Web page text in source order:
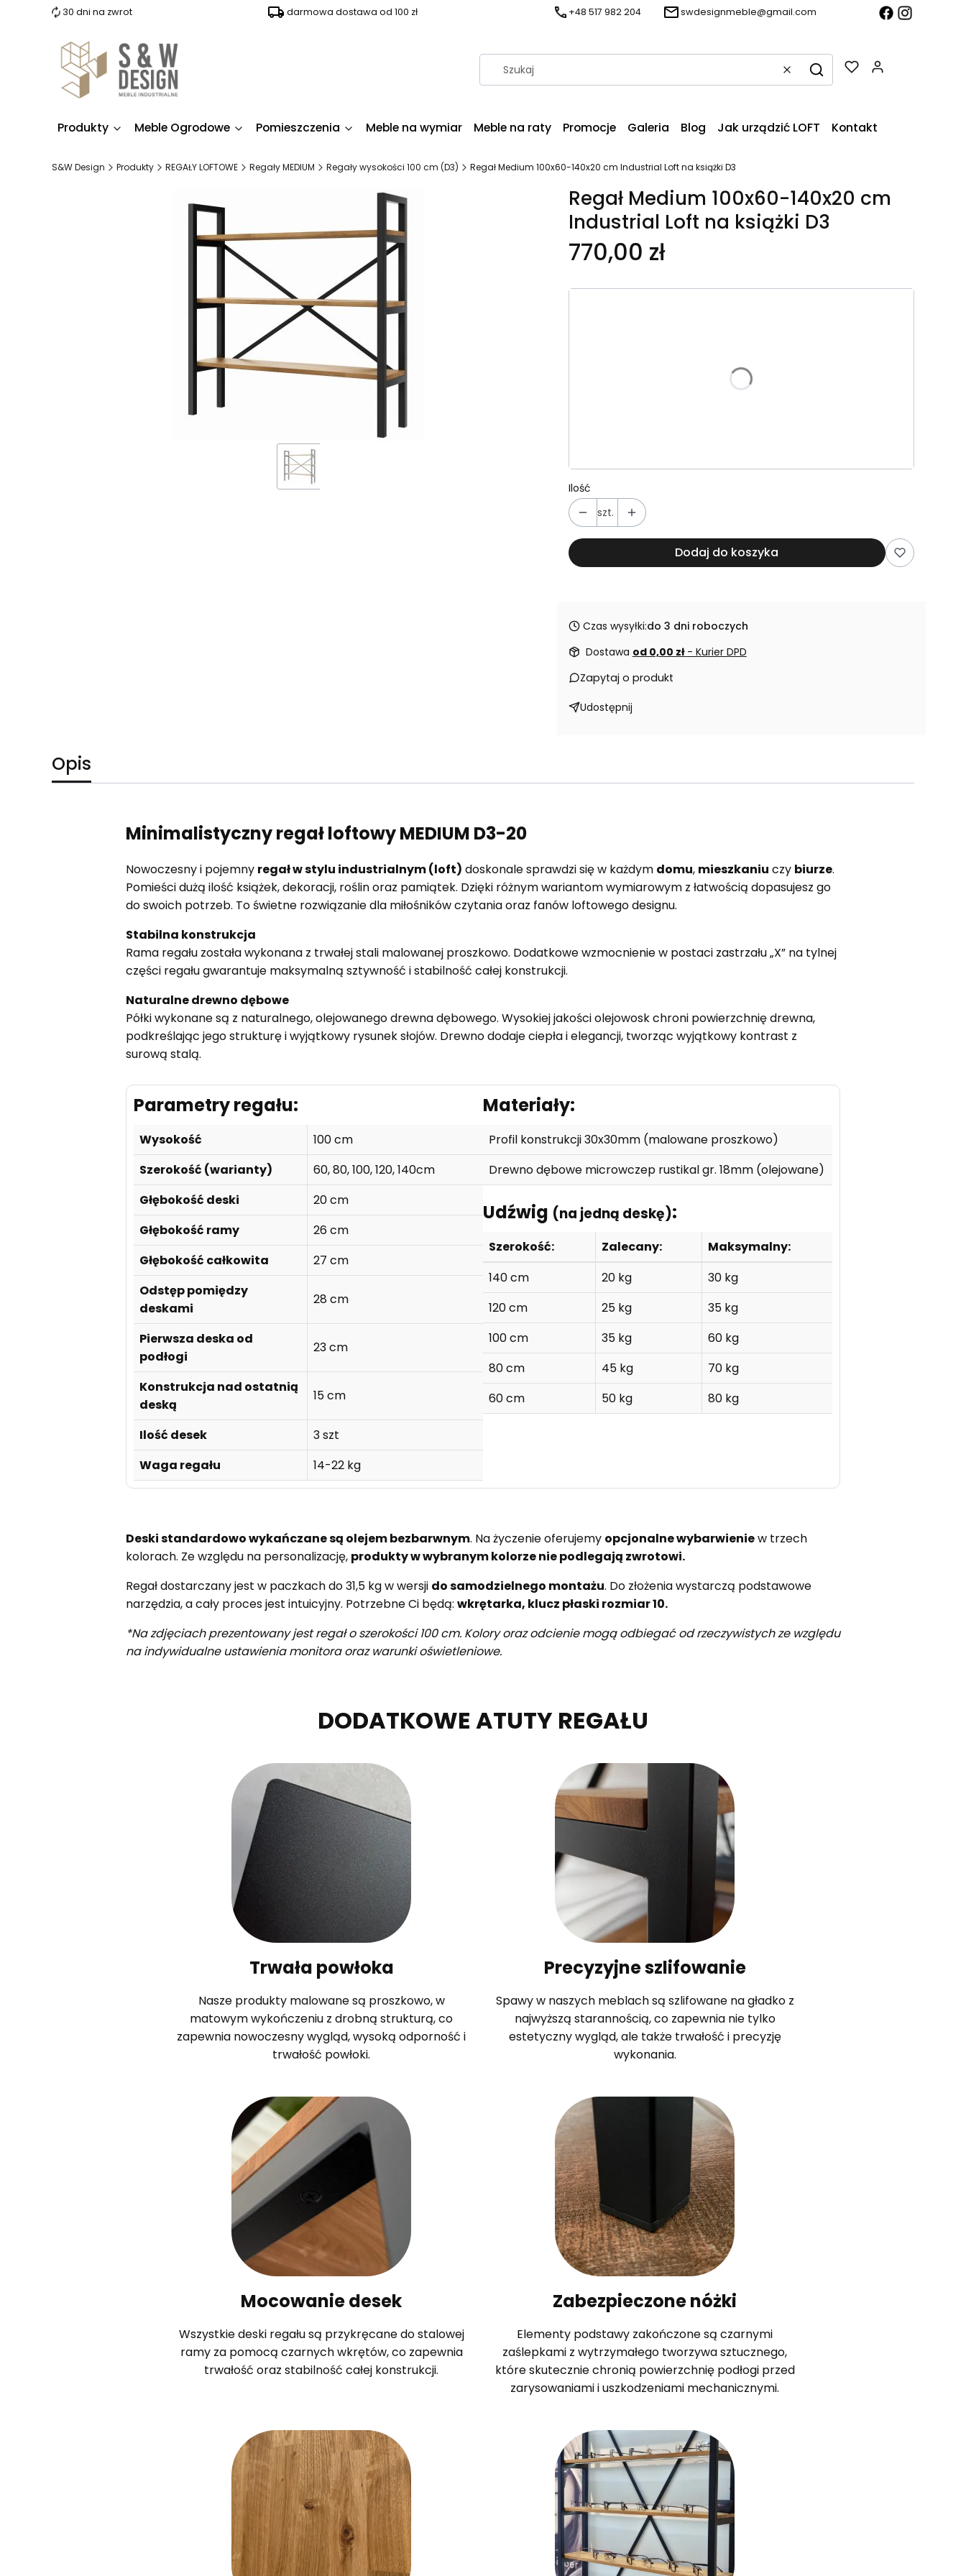
30 dni na zwrot darmowa dostawa od 100 zł +48 517 982 204 swdesignmeble@gmail.com
WyczyśćSzukaj
Produkty Meble Ogrodowe Pomieszczenia Meble na wymiar Meble na raty Promocje Galeria Blog Jak urządzić LOFT Kontakt
S&W Design Produkty REGAŁY LOFTOWE Regały MEDIUM Regały wysokości 100 cm (D3) Regał Medium 100x60-140x20 cm Industrial Loft na książki D3
Regał Medium 100x60-140x20 cm
Industrial Loft na książki D3
770,00 zł
Ilość
szt.
Dodaj do koszyka
Czas wysyłki:do 3 dni roboczych
Dostawa od 0,00 zł - Kurier DPD
Zapytaj o produkt
Udostępnij
Opis
Minimalistyczny regał loftowy MEDIUM D3-20
Nowoczesny i pojemny regał w stylu industrialnym (loft) doskonale sprawdzi się w każdym domu, mieszkaniu czy biurze.
Pomieści dużą ilość książek, dekoracji, roślin oraz pamiątek. Dzięki różnym wariantom wymiarowym z łatwością dopasujesz go
do swoich potrzeb. To świetne rozwiązanie dla miłośników czytania oraz fanów loftowego designu.
Stabilna konstrukcja
Rama regału została wykonana z trwałej stali malowanej proszkowo. Dodatkowe wzmocnienie w postaci zastrzału „X” na tylnej
części regału gwarantuje maksymalną sztywność i stabilność całej konstrukcji.
Naturalne drewno dębowe
Półki wykonane są z naturalnego, olejowanego drewna dębowego. Wysokiej jakości olejowosk chroni powierzchnię drewna,
podkreślając jego strukturę i wyjątkowy rysunek słojów. Drewno dodaje ciepła i elegancji, tworząc wyjątkowy kontrast z
surową stalą.
Parametry regału:
Wysokość
100 cm
Szerokość (warianty)
60, 80, 100, 120, 140cm
Głębokość deski
20 cm
Głębokość ramy
26 cm
Głębokość całkowita
27 cm
Odstęp pomiędzy
deskami
28 cm
Pierwsza deska od
podłogi
23 cm
Konstrukcja nad ostatnią
deską
15 cm
Ilość desek
3 szt
Waga regału
14-22 kg
Materiały:
Profil konstrukcji 30x30mm (malowane proszkowo)
Drewno dębowe microwczep rustikal gr. 18mm (olejowane)
Udźwig (na jedną deskę):
Szerokość: Zalecany:
Maksymalny:
140 cm
20 kg
30 kg
120 cm
25 kg
35 kg
100 cm
35 kg
60 kg
80 cm
45 kg
70 kg
60 cm
50 kg 80 kg
Deski standardowo wykańczane są olejem bezbarwnym. Na życzenie oferujemy opcjonalne wybarwieniew trzech
kolorach. Ze względu na personalizację, produkty w wybranym kolorze nie podlegają zwrotowi.
Regał dostarczany jest w paczkach do 31,5 kg w wersji do samodzielnego montażu. Do złożenia wystarczą podstawowe
narzędzia, a cały proces jest intuicyjny. Potrzebne Ci będą: wkrętarka, klucz płaski rozmiar 10.
*Na zdjęciach prezentowany jest regał o szerokości 100 cm. Kolory oraz odcienie mogą odbiegać od rzeczywistych ze względu
na indywidualne ustawienia monitora oraz warunki oświetleniowe.
DODATKOWE ATUTY REGAŁU
Trwała powłoka
Nasze produkty malowane są proszkowo, w
matowym wykończeniu z drobną strukturą, co
zapewnia nowoczesny wygląd, wysoką odporność i
trwałość powłoki.
Precyzyjne szlifowanie
Spawy w naszych meblach są szlifowane na gładko z
najwyższą starannością, co zapewnia nie tylko
estetyczny wygląd, ale także trwałość i precyzję
wykonania.
Mocowanie desek
Wszystkie deski regału są przykręcane do stalowej
ramy za pomocą czarnych wkrętów, co zapewnia
trwałość oraz stabilność całej konstrukcji.
Zabezpieczone nóżki
Elementy podstawy zakończone są czarnymi
zaślepkami z wytrzymałego tworzywa sztucznego,
które skutecznie chronią powierzchnię podłogi przed
zarysowaniami i uszkodzeniami mechanicznymi.